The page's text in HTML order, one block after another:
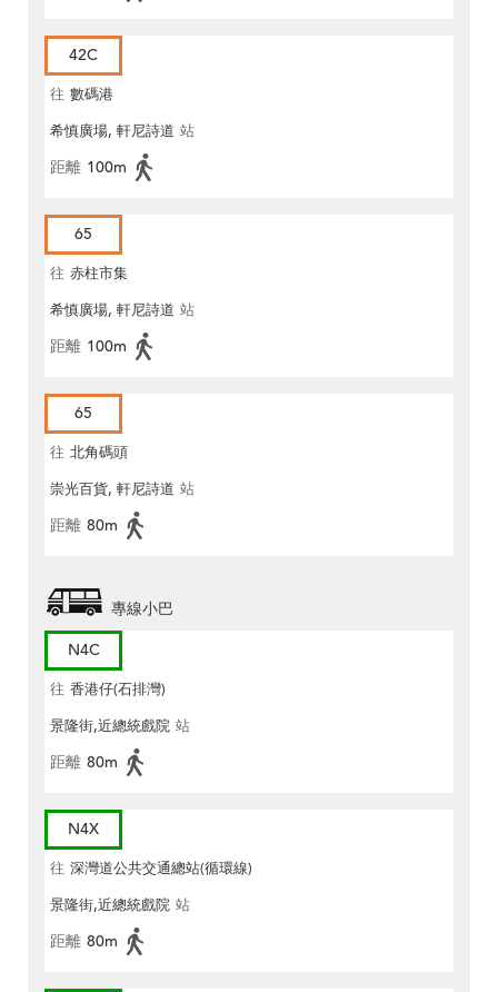
42C
往 數碼港
希慎廣場, 軒尼詩道 站
距離 100m
65
往 赤柱市集
希慎廣場, 軒尼詩道 站
距離 100m
65
往 北角碼頭
崇光百貨, 軒尼詩道 站
距離 80m
專線小巴
N4C
往 香港仔(石排灣)
景隆街,近總統戲院 站
距離 80m
N4X
往 深灣道公共交通總站(循環線)
景隆街,近總統戲院 站
距離 80m